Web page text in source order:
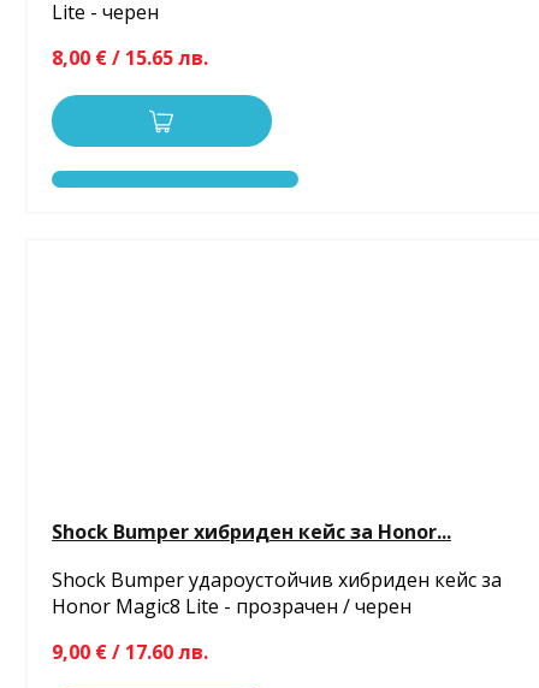
Lite - черен
8,00 € / 15.65 лв.
Shock Bumper хибриден кейс за Honor...
Shock Bumper удароустойчив хибриден кейс за
Honor Magic8 Lite - прозрачен / черен
9,00 € / 17.60 лв.